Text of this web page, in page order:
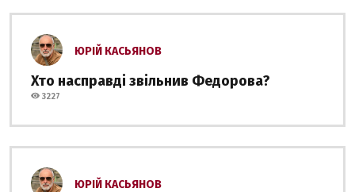
ЮРІЙ КАСЬЯНОВ
Хто насправді звільнив Федорова?
3227
ЮРІЙ КАСЬЯНОВ